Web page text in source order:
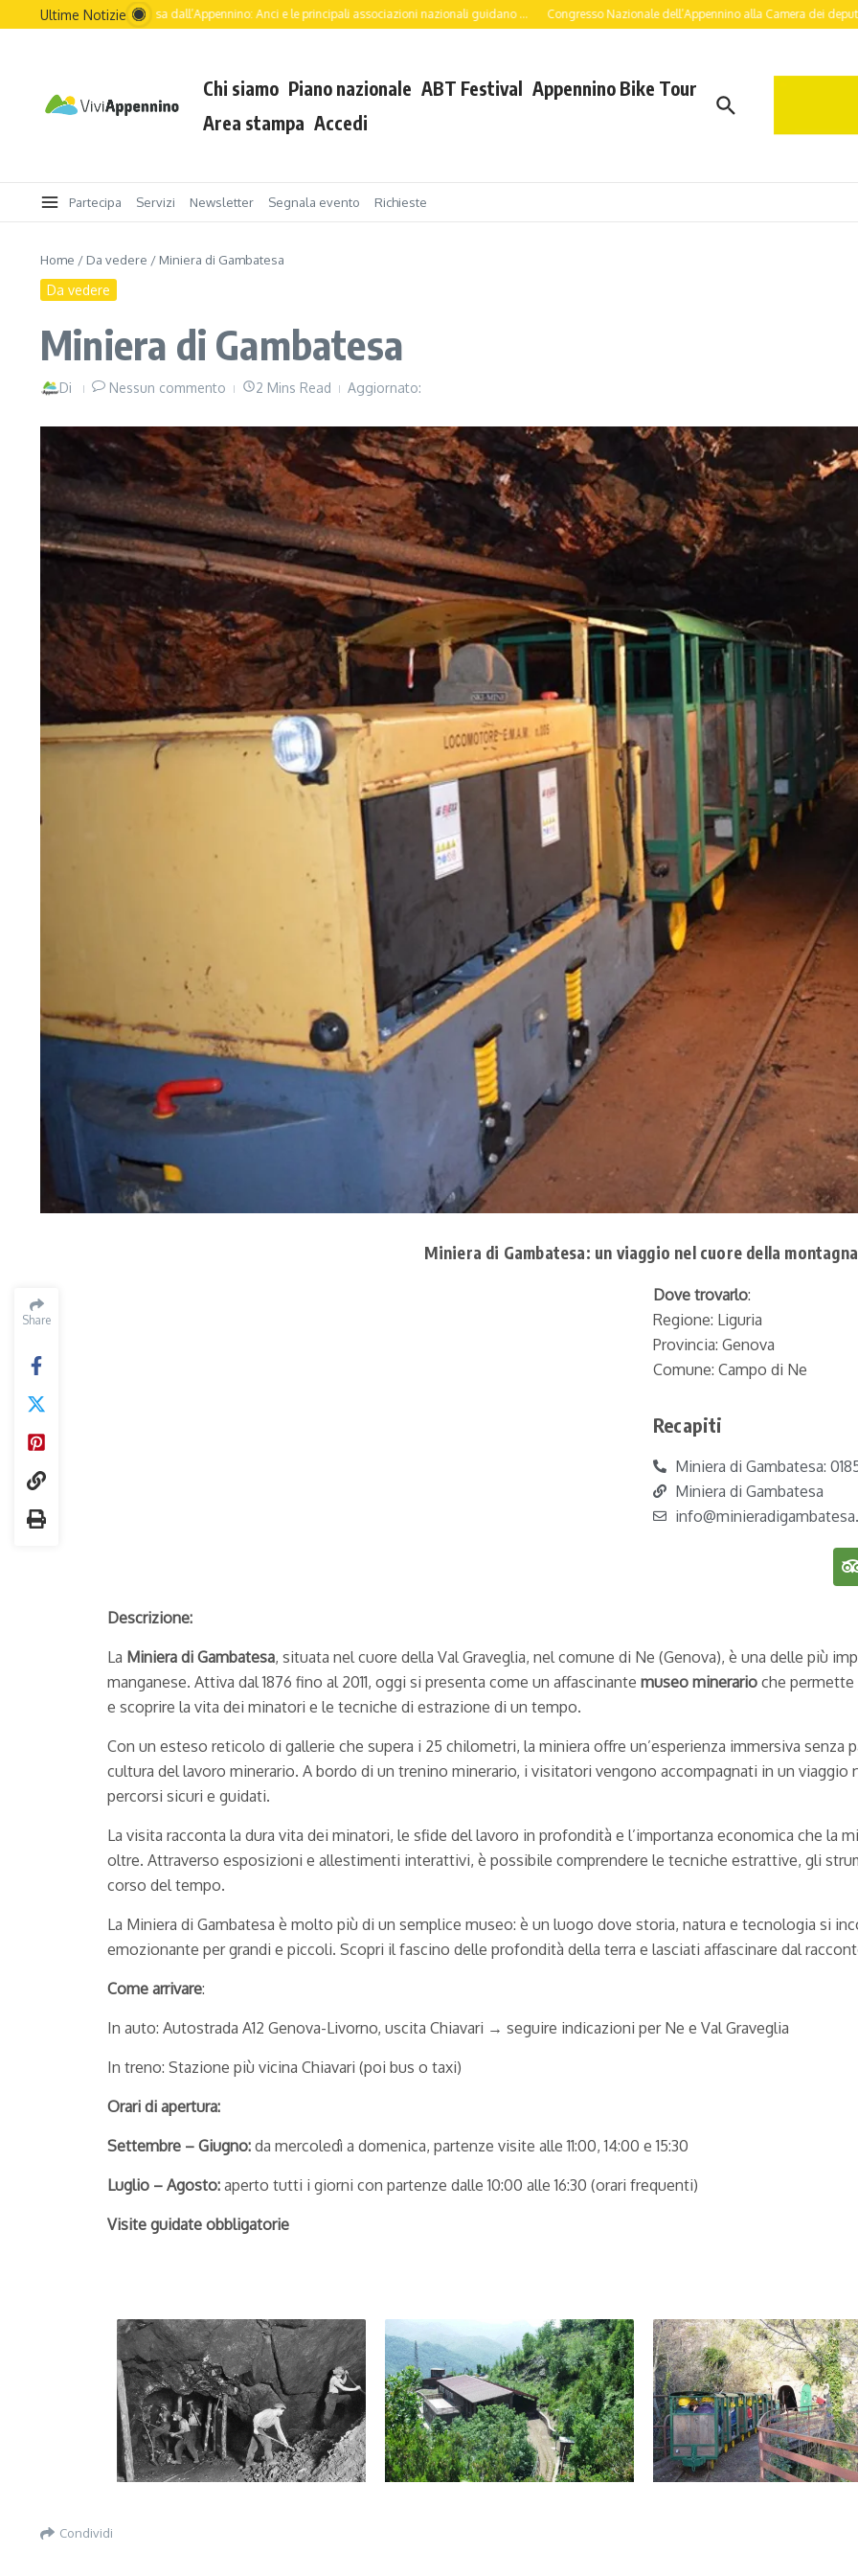
Ultime Notizie
dell’Italia passa dall’Appennino: Anci e le principali associazioni nazionali guidano ... Congresso Nazionale dell’Appennino alla Camera dei deputati: a lavoro
Chi siamo Piano nazionale ABT Festival Appennino Bike Tour
Area stampa Accedi
Partecipa Servizi Newsletter Segnala evento Richieste
Home / Da vedere / Miniera di Gambatesa
Da vedere
Miniera di Gambatesa
Di Nessun commento 2 Mins Read Aggiornato:
Share
Miniera di Gambatesa: un viaggio nel cuore della
Dove trovarlo:
Regione: Liguria
Provincia: Genova
Comune: Campo di Ne
Recapiti
Miniera di Gambatesa:
Miniera di Gambatesa
Descrizione:
La Miniera di Gambatesa, situata nel cuore della Val Graveglia, nel comune di Ne (Genova), è una delle più
manganese. Attiva dal 1876 fino al 2011, oggi si presenta come un affascinante museo minerario che permette
e scoprire la vita dei minatori e le tecniche di estrazione di un tempo.
Con un esteso reticolo di gallerie che supera i 25 chilometri, la miniera offre un’esperienza immersiva senza
cultura del lavoro minerario. A bordo di un trenino minerario, i visitatori vengono accompagnati in un
percorsi sicuri e guidati.
La visita racconta la dura vita dei minatori, le sfide del lavoro in profondità e l’importanza economica che la
oltre. Attraverso esposizioni e allestimenti interattivi, è possibile comprendere le tecniche estrattive, gli
corso del tempo.
La Miniera di Gambatesa è molto più di un semplice museo: è un luogo dove storia, natura e tecnologia si
emozionante per grandi e piccoli. Scopri il fascino delle profondità della terra e lasciati affascinare dal
Come arrivare:
In auto: Autostrada A12 Genova-Livorno, uscita Chiavari → seguire indicazioni per Ne e Val Graveglia
In treno: Stazione più vicina Chiavari (poi bus o taxi)
Orari di apertura:
Settembre – Giugno: da mercoledì a domenica, partenze visite alle 11:00, 14:00 e 15:30
Luglio – Agosto: aperto tutti i giorni con partenze dalle 10:00 alle 16:30 (orari frequenti)
Visite guidate obbligatorie
Condividi
Share